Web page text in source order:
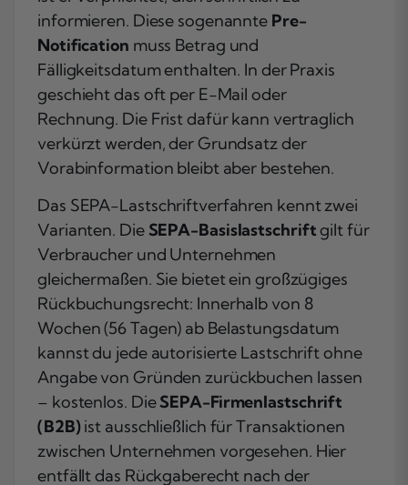
informieren. Diese sogenannte Pre-
Notification muss Betrag und
Fälligkeitsdatum enthalten. In der Praxis
geschieht das oft per E-Mail oder
Rechnung. Die Frist dafür kann vertraglich
verkürzt werden, der Grundsatz der
Vorabinformation bleibt aber bestehen.
Das SEPA-Lastschriftverfahren kennt zwei
Varianten. DieSEPA-Basislastschriftgilt für
Verbraucher und Unternehmen
gleichermaßen. Sie bietet ein großzügiges
Rückbuchungsrecht: Innerhalb von 8
Wochen (56 Tagen) ab Belastungsdatum
kannst du jede autorisierte Lastschrift ohne
Angabe von Gründen zurückbuchen lassen
– kostenlos. DieSEPA-Firmenlastschrift
(B2B)ist ausschließlich für Transaktionen
zwischen Unternehmen vorgesehen. Hier
entfällt das Rückgaberecht nach der